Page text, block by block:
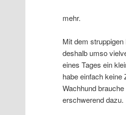
mehr.
Mit dem
deshalb umso
eines Tages ein
habe einfach keine
Wachhund
erschwerend dazu.